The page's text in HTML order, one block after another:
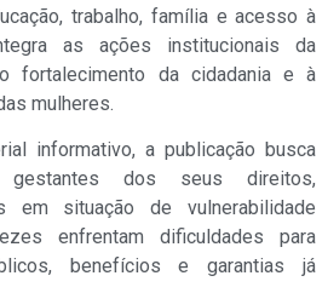
trabalho, família e acesso à
as ações institucionais da
fortalecimento da cidadania e à
mulheres.
informativo, a publicação busca
dos seus direitos,
em situação de vulnerabilidade
enfrentam dificuldades para
benefícios e garantias já